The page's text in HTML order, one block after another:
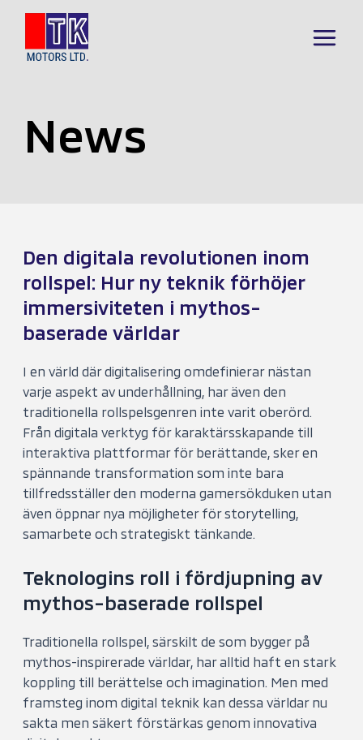
content
Main
News
Den digitala revolutionen inom
rollspel: Hur ny teknik förhöjer
immersiviteten i mythos-
baserade världar
I en värld där digitalisering omdefinierar nästan
varje aspekt av underhållning, har även den
traditionella rollspelsgenren inte varit oberörd.
Från digitala verktyg för karaktärsskapande till
interaktiva plattformar för berättande, sker en
spännande transformation som inte bara
tillfredsställer den moderna gamersökduken utan
även öppnar nya möjligheter för storytelling,
samarbete och strategiskt tänkande.
Teknologins roll i fördjupning av
mythos-baserade rollspel
Traditionella rollspel, särskilt de som bygger på
mythos-inspirerade världar, har alltid haft en stark
koppling till berättelse och imagination. Men med
framsteg inom digital teknik kan dessa världar nu
sakta men säkert förstärkas genom innovativa